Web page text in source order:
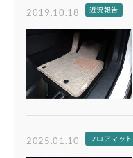
2019.10.18 近況報告
2025.01.10 フロアマット